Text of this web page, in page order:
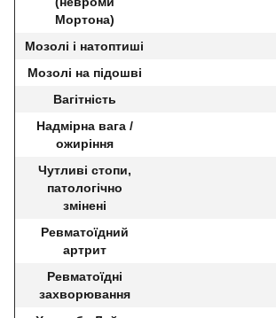
Мортона)
Мозолі і натоптиші
Мозолі на підошві
Вагітність
Надмірна вага /
ожиріння
Чутливі стопи,
патологічно
змінені
Ревматоїдний
артрит
Ревматоїдні
захворювання